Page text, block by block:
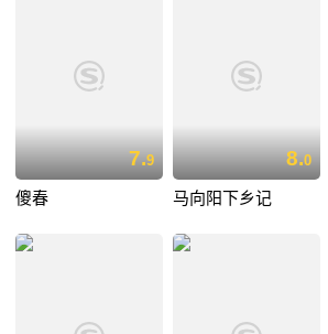
7.9
傻春
8.0
马向阳下乡记